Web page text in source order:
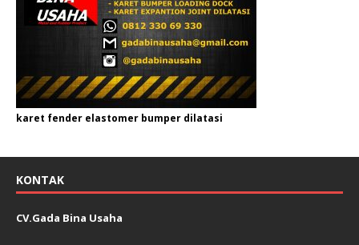
karet fender elastomer bumper dilatasi
KONTAK
CV.Gada Bina Usaha